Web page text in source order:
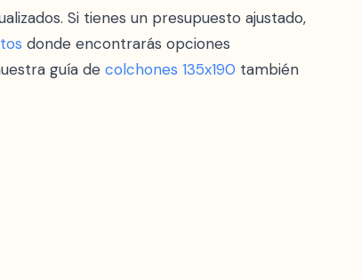
Si tienes un presupuesto ajustado,
donde encontrarás opciones
guía de colchones 135x190 también